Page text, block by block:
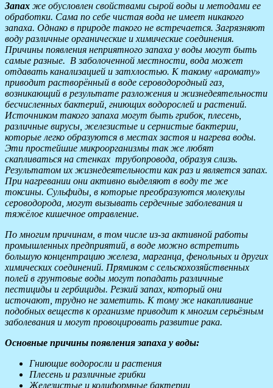
Запах же обусловлен свойствами сырой воды и методами ее
обработки. Сама по себе чистая вода не имеет никакого
запаха. Однако в природе такого не встречается. Загрязняют
воду различные органические и химические соединения.
Причины появления неприятного запаха у воды могут быть
самые разные. В заболоченной местности, вода может
отдавать канализацией и затхлостью. К такому «аромату»
приводит растворённый в воде сероводородный газ,
возникающий в результате разложения и жизнедеятельности
бесчисленных бактерий, гниющих водорослей и растений.
Источником такого запаха могут быть грибок, плесень,
различные вирусы, железистые и сернистые бактерии,
которые легко образуются в местах застоя и нагрева воды.
Эти простейшие микроорганизмы так же любят
скапливаться на стенках трубопровода, образуя слизь.
Результатом их жизнедеятельности как раз и является запах.
При нагревании они активно выделяют в воду те же
токсины. Сульфиды, в которые преобразуются молекулы
сероводорода, могут вызывать сердечные заболевания и
тяжёлое кишечное отравление.
По многим причинам, в том числе из-за активной работы
промышленных предприятий, в воде можно встретить
большую концентрацию железа, марганца, фенольных и других
химических соединений. Прямиком с сельскохозяйственных
полей в грунтовые воды могут попадать различные
пестициды и гербициды. Резкий запах, который они
источают, трудно не заметить. К тому же накапливание
подобных веществ к организме приводит к многим серьёзным
заболевания и могут провоцировать развитие рака.
Основные причины появления запаха у воды:
Гниющие водоросли и растения
Плесень и различные грибки
Железистые и колиформные бактерии